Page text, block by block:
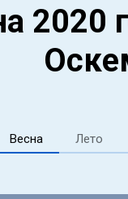
2020
Весна Лето